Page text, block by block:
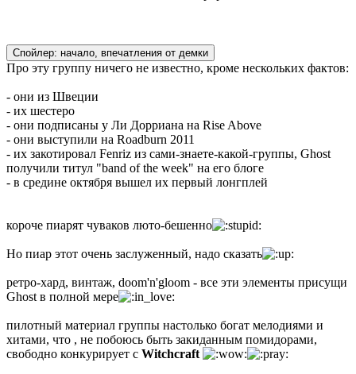
Спойлер: начало, впечатления от демки
Про эту группу ничего не известно, кроме нескольких фактов:
- они из Швеции
- их шестеро
- они подписаны у Ли Дорриана на Rise Above
- они выступили на Roadburn 2011
- их закотировал Fenriz из сами-знаете-какой-группы, Ghost
получили титул "band of the week" на его блоге
- в средине октября вышел их первый лонгплей
короче пиарят чуваков люто-бешенно
Но пиар этот очень заслуженный, надо сказать
ретро-хард, винтаж, doom'n'gloom - все эти элементы присущи
Ghost в полной мере
пилотный материал группы настолько богат мелодиями и
хитами, что , не побоюсь быть закиданным помидорами,
свободно конкурирует с Witchcraft